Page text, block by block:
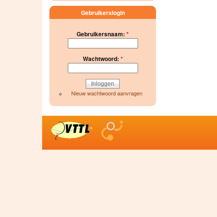
Gebruikerslogin
Gebruikersnaam:*
Wachtwoord: *
Nieuw wachtwoord aanvragen